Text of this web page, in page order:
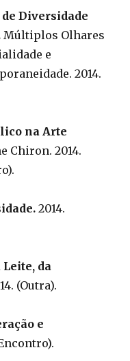
Diversidade
Múltiplos Olhares
e
2014.
na Arte
Chiron. 2014.
2014.
da
(Outra).
e